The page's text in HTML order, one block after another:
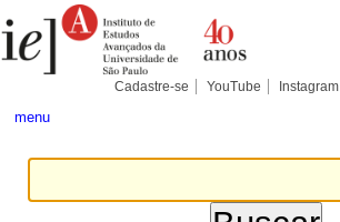
para
conteúdo.
Pessoais
Cadastre-se YouTube Instagram
menu